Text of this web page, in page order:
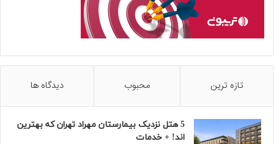
تازه ترین محبوب دیدگاه ها
5 هتل نزدیک بیمارستان مهراد تهران که بهترین‌
اند! + خدمات